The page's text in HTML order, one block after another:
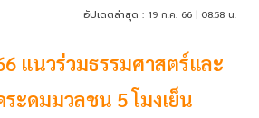
อัปเดตล่าสุด : 19 ก.ค. 66 | 08:58 น.
แนวร่วมธรรมศาสตร์และ
ะดมมวลชน 5 โมงเย็น